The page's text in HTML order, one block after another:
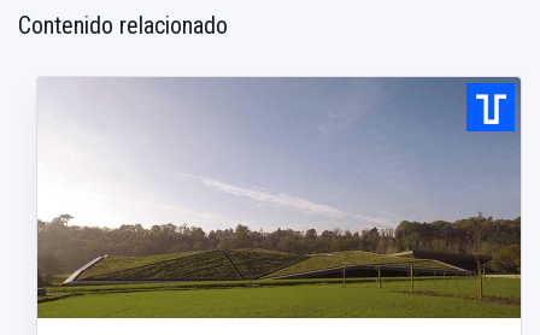
Contenido relacionado